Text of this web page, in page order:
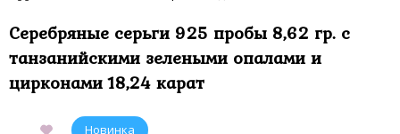
Серебряные серьги 925 пробы 8,62 гр. с
танзанийскими зелеными опалами и
цирконами 18,24 карат